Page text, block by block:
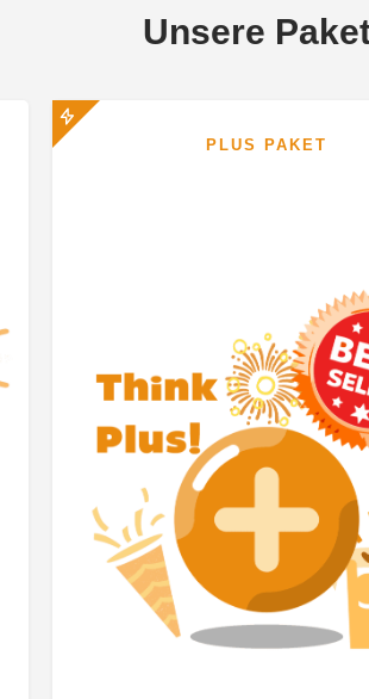
Unsere
PLUS PAKET